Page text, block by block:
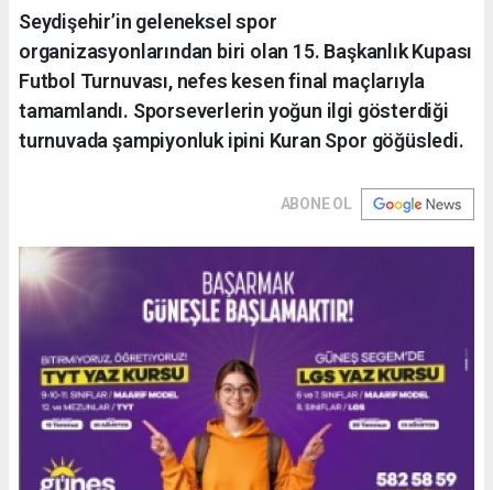
Seydişehir’in geleneksel spor
organizasyonlarından biri olan 15. Başkanlık Kupası
Futbol Turnuvası, nefes kesen final maçlarıyla
tamamlandı. Sporseverlerin yoğun ilgi gösterdiği
turnuvada şampiyonluk ipini Kuran Spor göğüsledi.
ABONE OL